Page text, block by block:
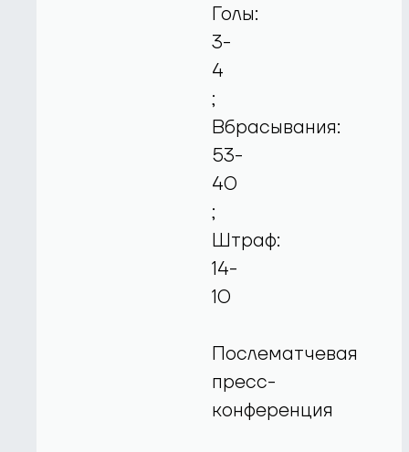
Голы:
3-
4
;
Вбрасывания:
53-
40
;
Штраф:
14-
10
Послематчевая
пресс-
конференция